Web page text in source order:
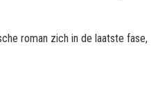
roman zich in de laatste fase,